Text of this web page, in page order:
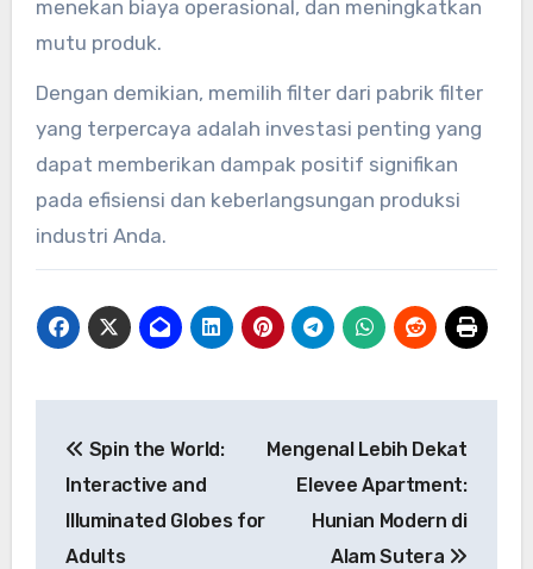
menekan biaya operasional, dan meningkatkan
mutu produk.
Dengan demikian, memilih filter dari pabrik filter
yang terpercaya adalah investasi penting yang
dapat memberikan dampak positif signifikan
pada efisiensi dan keberlangsungan produksi
industri Anda.
navigation
Spin the World:
Interactive and
Illuminated Globes for
Adults
Mengenal Lebih Dekat
Elevee Apartment:
Hunian Modern di
Alam Sutera